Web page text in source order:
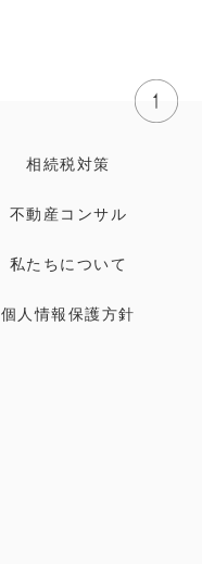
相続税対策
不動産コンサル
私たちについて
個人情報保護方針